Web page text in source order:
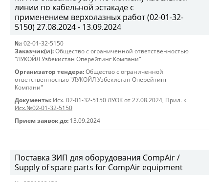
линии по кабельной эстакаде с
применением верхолазных работ (02-01-32-
5150) 27.08.2024 - 13.09.2024
№: 02-01-32-5150
Заказчик(и): Общество с ограниченной ответственностью
"ЛУКОЙЛ Узбекистан Оперейтинг Компани"
Организатор тендера: Общество с ограниченной
ответственностью "ЛУКОЙЛ Узбекистан Оперейтинг
Компани"
Документы: Исх. 02-01-32-5150 ЛУОК от 27.08.2024, Прил. к
Исх.№02-01-32-5150
Прием заявок до: 13.09.2024
Поставка ЗИП для оборудования CompAir /
Supply of spare parts for CompAir equipment